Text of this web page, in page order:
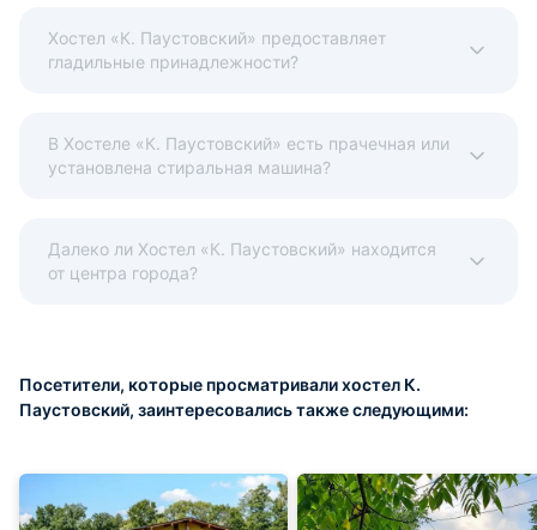
Хостел «К. Паустовский» предоставляет
гладильные принадлежности?
В Хостеле «К. Паустовский» есть прачечная или
установлена стиральная машина?
Далеко ли Хостел «К. Паустовский» находится
от центра города?
Посетители, которые просматривали хостел К.
Паустовский, заинтересовались также следующими: